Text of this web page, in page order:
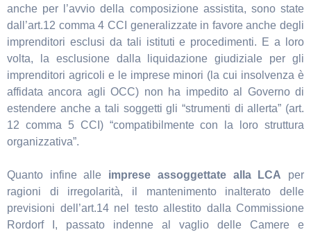
anche per l’avvio della composizione assistita, sono state
dall’art.12 comma 4 CCI generalizzate in favore anche degli
imprenditori esclusi da tali istituti e procedimenti. E a loro
volta, la esclusione dalla liquidazione giudiziale per gli
imprenditori agricoli e le imprese minori (la cui insolvenza è
affidata ancora agli OCC) non ha impedito al Governo di
estendere anche a tali soggetti gli “strumenti di allerta” (art.
12 comma 5 CCI) “compatibilmente con la loro struttura
organizzativa”.
Quanto infine alle imprese assoggettate alla LCA per
ragioni di irregolarità, il mantenimento inalterato delle
previsioni dell’art.14 nel testo allestito dalla Commissione
Rordorf I, passato indenne al vaglio delle Camere e